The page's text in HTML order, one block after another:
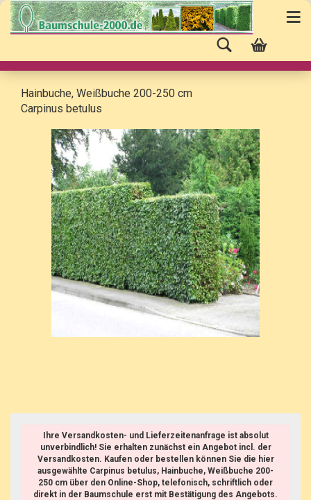
Hainbuche, Weißbuche 200-250 cm
Carpinus betulus
Ihre Versandkosten- und Lieferzeitenanfrage ist absolut
unverbindlich! Sie erhalten zunächst ein Angebot incl. der
Versandkosten. Kaufen oder bestellen können Sie die hier
ausgewählte Carpinus betulus, Hainbuche, Weißbuche 200-
250 cm über den Online-Shop, telefonisch, schriftlich oder
direkt in der Baumschule erst mit Bestätigung des Angebots.